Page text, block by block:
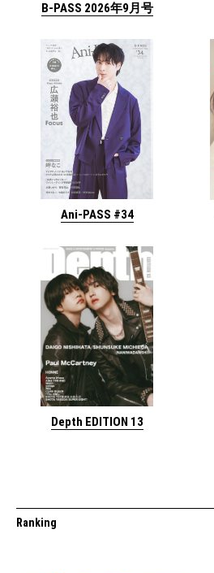
B-PASS 2026年9月号
Ani-PASS #34
Depth EDITION 13
Ranking